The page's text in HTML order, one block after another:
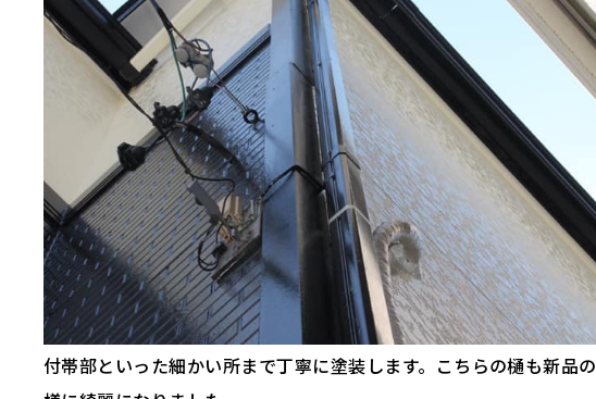
付帯部といった細かい所まで丁寧に塗装します。こちらの樋も新品の